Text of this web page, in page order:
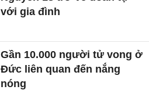
với gia đình
Gần 10.000 người tử vong ở
Đức liên quan đến nắng
nóng